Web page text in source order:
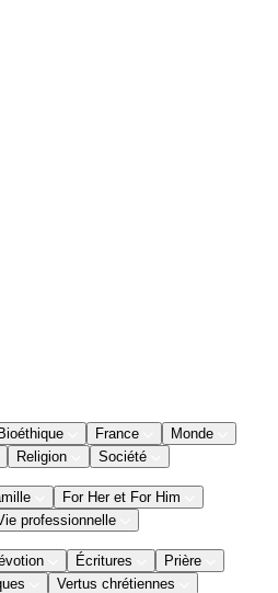
Bioéthique France
Monde
Religion Société
For Her et For Him
professionnelle
Écritures
Prière
Vertus chrétiennes